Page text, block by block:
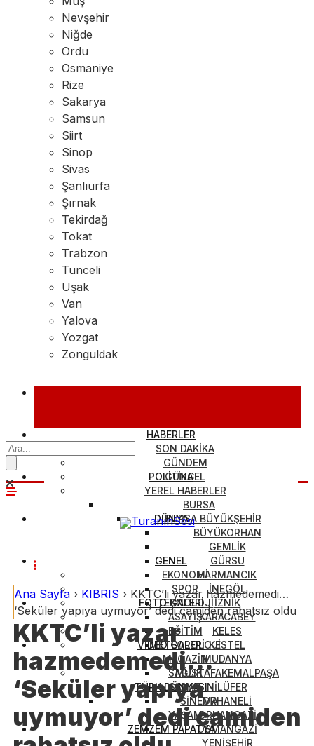
Nevşehir
Niğde
Ordu
Osmaniye
Rize
Sakarya
Samsun
Siirt
Sinop
Sivas
Şanlıurfa
Şırnak
Tekirdağ
Tokat
Trabzon
Tunceli
Uşak
Van
Yalova
Yozgat
Zonguldak
HABERLER
SON DAKİKA
GÜNDEM
GÜNCEL
YEREL HABERLER
BURSA
BURSA BÜYÜKŞEHİR
BÜYÜKORHAN
GEMLİK
GÜRSU
HARMANCIK
İNEGÖL
İZNİK
KARACABEY
KELES
KESTEL
MUDANYA
MUSTAFAKEMALPAŞA
NİLÜFER
ORHANELİ
ORHANGAZİ
OSMANGAZİ
YENİŞEHİR
POLİTİKA
DÜNYA
GENEL
EKONOMİ
SPOR
TEKNOLOJİ
ASAYİŞ
EĞİTİM
METEOROLOJİ
MAGAZİN
SAĞLIK
SANAT
SİNEMA
YAŞAM
FOTO GALERİ
VİDEO GALERİ
TÜRK DÜNYASI
ZEMZEM PAPATYA
Ana Sayfa › KIBRIS › KKTC’li yazar hazmedemedi…
‘Seküler yapıya uymuyor’ dedi camiden rahatsız oldu
KKTC’li yazar
hazmedemedi…
‘Seküler yapıya
uymuyor’ dedi camiden